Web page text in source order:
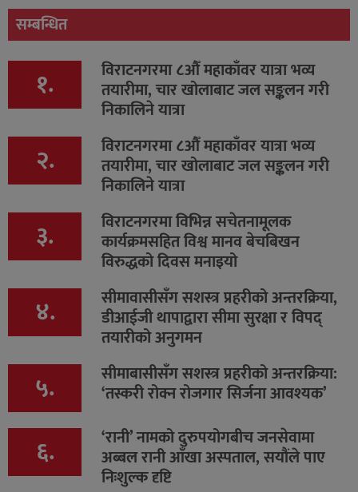
सम्बन्धित
१. विराटनगरमा ८औँ महाकाँवर यात्रा भव्य
तयारीमा, चार खोलाबाट जल सङ्कलन गरी
निकालिने यात्रा
२. विराटनगरमा ८औँ महाकाँवर यात्रा भव्य
तयारीमा, चार खोलाबाट जल सङ्कलन गरी
निकालिने यात्रा
३. विराटनगरमा विभिन्न सचेतनामूलक
कार्यक्रमसहित विश्व मानव बेचबिखन
विरुद्धको दिवस मनाइयो
४. सीमावासीसँग सशस्त्र प्रहरीको अन्तरक्रिया,
डीआईजी थापाद्वारा सीमा सुरक्षा र विपद्
तयारीको अनुगमन
५. सीमाबासीसँग सशस्त्र प्रहरीको अन्तरक्रिया:
‘तस्करी रोक्न रोजगार सिर्जना आवश्यक’
६. ‘रानी’ नामको दुरुपयोगबीच जनसेवामा
अब्बल रानी आँखा अस्पताल, सयौंले पाए
निःशुल्क दृष्टि